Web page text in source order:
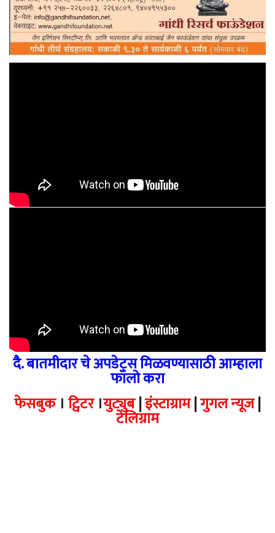
दै. बातमीदार चे अपडेट्स मिळवण्यासाठी आम्हाला
फॉलो करा
फेसबुक। ट्विटर।युट्युब|इंस्टाग्राम|गुगल न्यूज|
टेलिग्राम